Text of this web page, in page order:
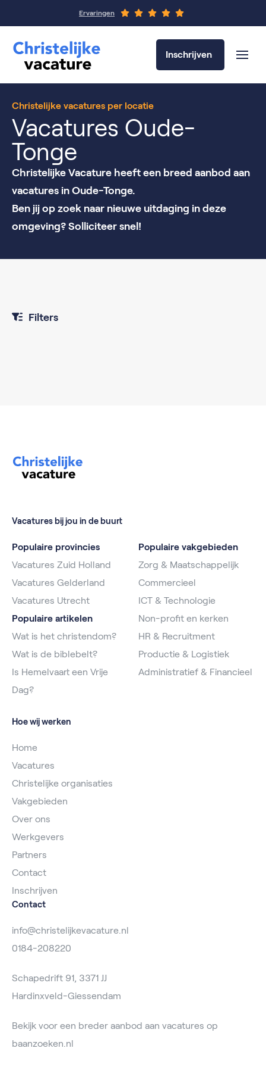
Ervaringen
Inschrijven
Christelijke vacatures per locatie
Vacatures Oude-
Tonge
Christelijke Vacature heeft een breed aanbod aan
vacatures in Oude-Tonge.
Ben jij op zoek naar nieuwe uitdaging in deze
omgeving? Solliciteer snel!
Filters
Vacatures bij jou in de buurt
Populaire provincies
Vacatures Zuid Holland
Vacatures Gelderland
Vacatures Utrecht
Populaire artikelen
Wat is het christendom?
Wat is de biblebelt?
Is Hemelvaart een Vrije
Dag?
Populaire vakgebieden
Zorg & Maatschappelijk
Commercieel
ICT & Technologie
Non-profit en kerken
HR & Recruitment
Productie & Logistiek
Administratief & Financieel
Hoe wij werken
Home
Vacatures
Christelijke organisaties
Vakgebieden
Over ons
Werkgevers
Partners
Contact
Inschrijven
Contact
info@christelijkevacature.nl
0184-208220
Schapedrift 91, 3371 JJ
Hardinxveld-Giessendam
Bekijk voor een breder aanbod aan vacatures op
baanzoeken.nl